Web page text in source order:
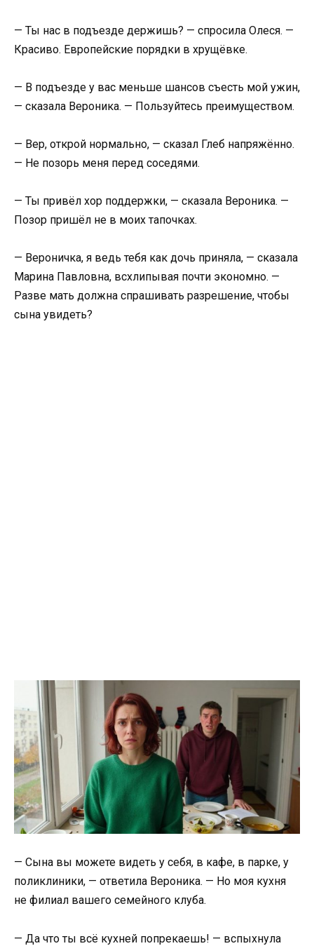
— Ты нас в подъезде держишь? — спросила Олеся. —
Красиво. Европейские порядки в хрущёвке.
— В подъезде у вас меньше шансов съесть мой ужин,
— сказала Вероника. — Пользуйтесь преимуществом.
— Вер, открой нормально, — сказал Глеб напряжённо.
— Не позорь меня перед соседями.
— Ты привёл хор поддержки, — сказала Вероника. —
Позор пришёл не в моих тапочках.
— Вероничка, я ведь тебя как дочь приняла, — сказала
Марина Павловна, всхлипывая почти экономно. —
Разве мать должна спрашивать разрешение, чтобы
сына увидеть?
— Сына вы можете видеть у себя, в кафе, в парке, у
поликлиники, — ответила Вероника. — Но моя кухня
не филиал вашего семейного клуба.
— Да что ты всё кухней попрекаешь! — вспыхнула